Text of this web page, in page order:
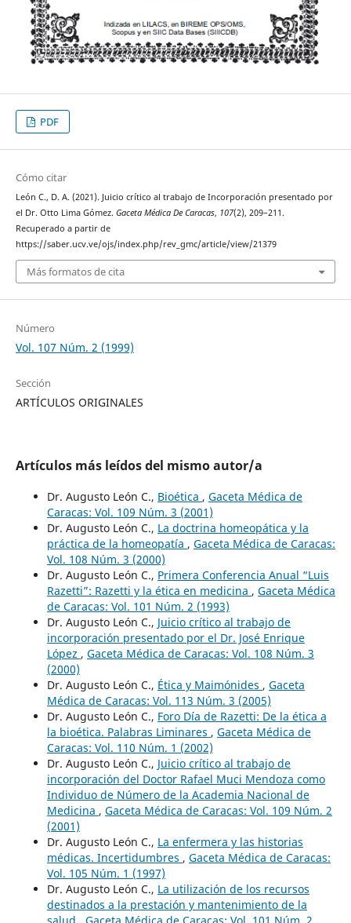
PDF
Cómo citar
León C., D. A. (2021). Juicio crítico al trabajo de Incorporación presentado por
el Dr. Otto Lima Gómez. Gaceta Médica De Caracas, 107(2), 209–211.
Recuperado a partir de
https://saber.ucv.ve/ojs/index.php/rev_gmc/article/view/21379
Más formatos de cita
Número
Vol. 107 Núm. 2 (1999)
Sección
ARTÍCULOS ORIGINALES
Artículos más leídos del mismo autor/a
Dr. Augusto León C., Bioética , Gaceta Médica de
Caracas: Vol. 109 Núm. 3 (2001)
Dr. Augusto León C., La doctrina homeopática y la
práctica de la homeopatía , Gaceta Médica de Caracas:
Vol. 108 Núm. 3 (2000)
Dr. Augusto León C., Primera Conferencia Anual “Luis
Razetti”: Razetti y la ética en medicina , Gaceta Médica
de Caracas: Vol. 101 Núm. 2 (1993)
Dr. Augusto León C., Juicio crítico al trabajo de
incorporación presentado por el Dr. José Enrique
López , Gaceta Médica de Caracas: Vol. 108 Núm. 3
(2000)
Dr. Augusto León C., Ética y Maimónides , Gaceta
Médica de Caracas: Vol. 113 Núm. 3 (2005)
Dr. Augusto León C., Foro Día de Razetti: De la ética a
la bioética. Palabras Liminares , Gaceta Médica de
Caracas: Vol. 110 Núm. 1 (2002)
Dr. Augusto León C., Juicio crítico al trabajo de
incorporación del Doctor Rafael Muci Mendoza como
Individuo de Número de la Academia Nacional de
Medicina , Gaceta Médica de Caracas: Vol. 109 Núm. 2
(2001)
Dr. Augusto León C., La enfermera y las historias
médicas. Incertidumbres , Gaceta Médica de Caracas:
Vol. 105 Núm. 1 (1997)
Dr. Augusto León C., La utilización de los recursos
destinados a la prestación y mantenimiento de la
salud , Gaceta Médica de Caracas: Vol. 101 Núm. 2